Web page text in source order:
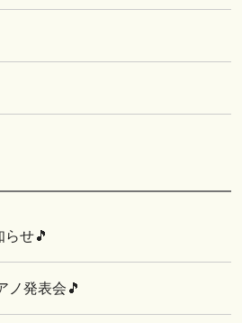
らせ🎵
ノ発表会🎵